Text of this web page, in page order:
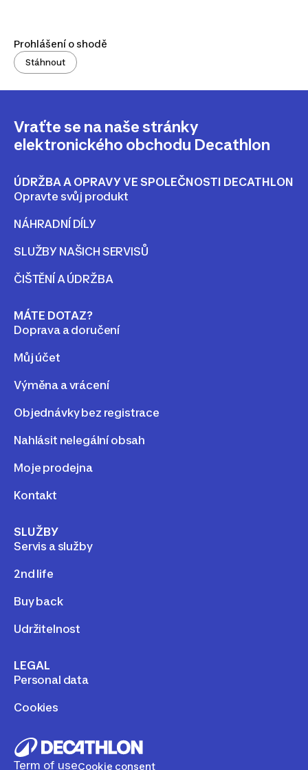
Prohlášení o shodě
Stáhnout
Vraťte se na naše stránky
elektronického obchodu Decathlon
ÚDRŽBA A OPRAVY VE SPOLEČNOSTI DECATHLON
Opravte svůj produkt
NÁHRADNÍ DÍLY
SLUŽBY NAŠICH SERVISŮ
ČIŠTĚNÍ A ÚDRŽBA
MÁTE DOTAZ?
Doprava a doručení
Můj účet
Výměna a vrácení
Objednávky bez registrace
Nahlásit nelegální obsah
Moje prodejna
Kontakt
SLUŽBY
Servis a služby
2nd life
Buy back
Udržitelnost
LEGAL
Personal data
Cookies
Term of useCookie consent